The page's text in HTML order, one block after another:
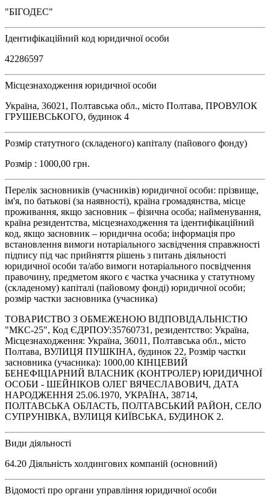
"БІГОДЕС"
Ідентифікаційний код юридичної особи
42286597
Місцезнаходження юридичної особи
Україна, 36021, Полтавська обл., місто Полтава, ПРОВУЛОК
ГРУШЕВСЬКОГО, будинок 4
Розмір статутного (складеного) капіталу (пайового фонду)
Розмір : 1000,00 грн.
Перелік засновників (учасників) юридичної особи: прізвище,
ім'я, по батькові (за наявності), країна громадянства, місце
проживання, якщо засновник – фізична особа; найменування,
країна резидентства, місцезнаходження та ідентифікаційний
код, якщо засновник – юридична особа; інформація про
встановлення вимоги нотаріального засвідчення справжності
підпису під час прийняття рішень з питань діяльності
юридичної особи та/або вимоги нотаріального посвідчення
правочину, предметом якого є частка учасника у статутному
(складеному) капіталі (пайовому фонді) юридичної особи;
розмір частки засновника (учасника)
ТОВАРИСТВО З ОБМЕЖЕНОЮ ВІДПОВІДАЛЬНІСТЮ
"МКС-25", Код ЄДРПОУ:35760731, резидентство: Україна,
Місцезнаходження: Україна, 36011, Полтавська обл., місто
Полтава, ВУЛИЦЯ ПУШКІНА, будинок 22, Розмір частки
засновника (учасника): 1000,00 КІНЦЕВИЙ
БЕНЕФІЦІАРНИЙ ВЛАСНИК (КОНТРОЛЕР) ЮРИДИЧНОЇ
ОСОБИ - ШЕЙНІКОВ ОЛЕГ ВЯЧЕСЛАВОВИЧ, ДАТА
НАРОДЖЕННЯ 25.06.1970, УКРАЇНА, 38714,
ПОЛТАВСЬКА ОБЛАСТЬ, ПОЛТАВСЬКИЙ РАЙОН, СЕЛО
СУПРУНІВКА, ВУЛИЦЯ КИЇВСЬКА, БУДИНОК 2.
Види діяльності
64.20 Діяльність холдингових компаній (основний)
Відомості про органи управління юридичної особи